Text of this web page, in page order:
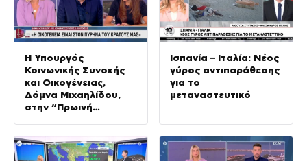
Η Υπουργός
Κοινωνικής Συνοχής
και Οικογένειας,
Δόμνα Μιχαηλίδου,
στην “Πρωινή
Ισπανία – Ιταλία: Νέος
γύρος αντιπαράθεσης
για το
μεταναστευτικό